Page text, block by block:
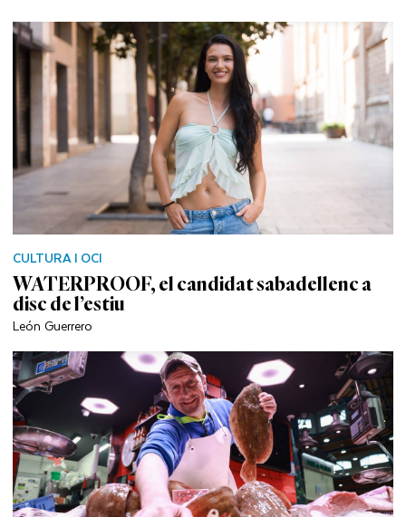
CULTURA I OCI
WATERPROOF, el candidat sabadellenc a
disc de l’estiu
León Guerrero